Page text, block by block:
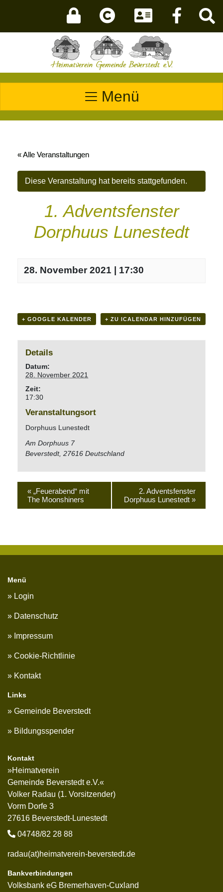
Menü
« Alle Veranstaltungen
Diese Veranstaltung hat bereits stattgefunden.
1. Adventsfenster
Dorphuus Lunestedt
28. November 2021 | 17:30
+ GOOGLE KALENDER + ZU ICALENDAR HINZUFÜGEN
Details
Datum:
28. November 2021
Zeit:
17:30
Veranstaltungsort
Dorphuus Lunestedt
Am Dorphuus 7
Beverstedt, 27616 Deutschland
« „Feuerabend“ mit
The Moonshiners
2. Adventsfenster
Dorphuus Lunestedt»
Menü
Login
Datenschutz
Impressum
Cookie-Richtlinie
Kontakt
Links
Gemeinde Beverstedt
Bildungsspender
Kontakt
»Heimatverein
Gemeinde Beverstedt e.V.«
Volker Radau (1. Vorsitzender)
Vorm Dorfe 3
27616 Beverstedt-Lunestedt
04748/82 28 88
radau(at)heimatverein-beverstedt.de
Bankverbindungen
Volksbank eG Bremerhaven-Cuxland